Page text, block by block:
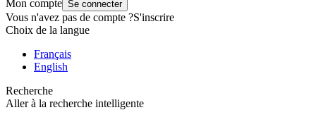
Mon compte Se connecter
Vous n'avez pas de compte ?S'inscrire
Choix de la langue
Français
English
Recherche
Aller à la recherche intelligente